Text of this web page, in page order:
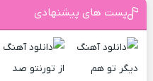
پست های پیشنهادی